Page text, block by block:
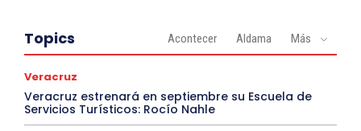
Topics Acontecer Aldama Más
Veracruz
Veracruz estrenará en septiembre su Escuela de
Servicios Turísticos: Rocío Nahle